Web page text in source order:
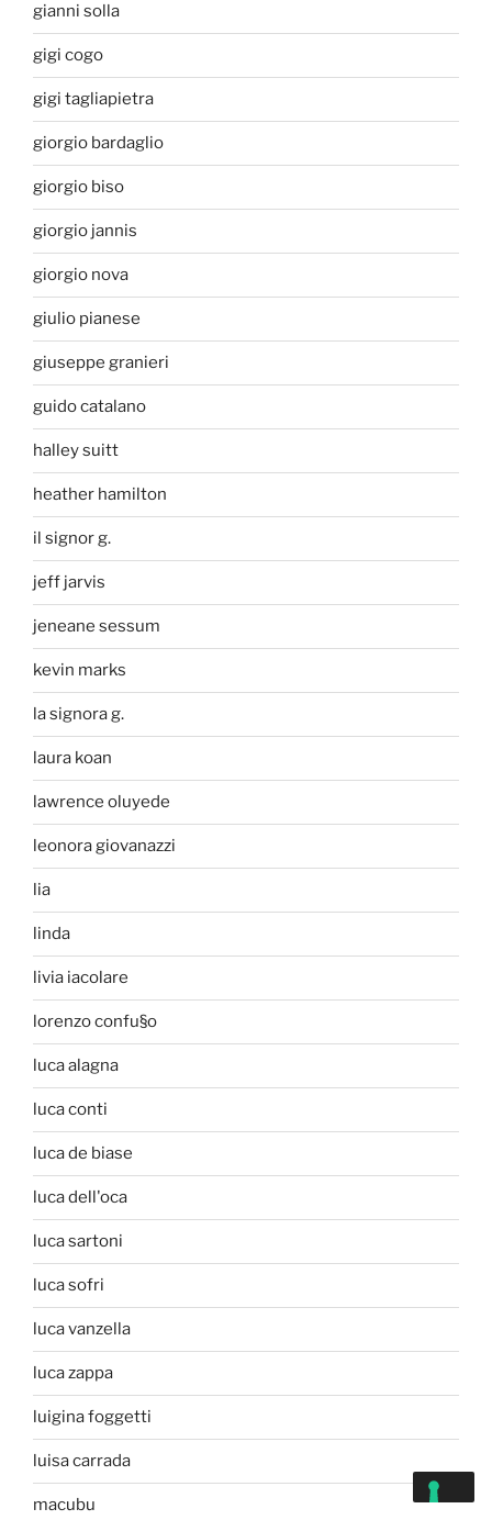
gianni solla
gigi cogo
gigi tagliapietra
giorgio bardaglio
giorgio biso
giorgio jannis
giorgio nova
giulio pianese
giuseppe granieri
guido catalano
halley suitt
heather hamilton
il signor g.
jeff jarvis
jeneane sessum
kevin marks
la signora g.
laura koan
lawrence oluyede
leonora giovanazzi
lia
linda
livia iacolare
lorenzo confu§o
luca alagna
luca conti
luca de biase
luca dell'oca
luca sartoni
luca sofri
luca vanzella
luca zappa
luigina foggetti
luisa carrada
macubu